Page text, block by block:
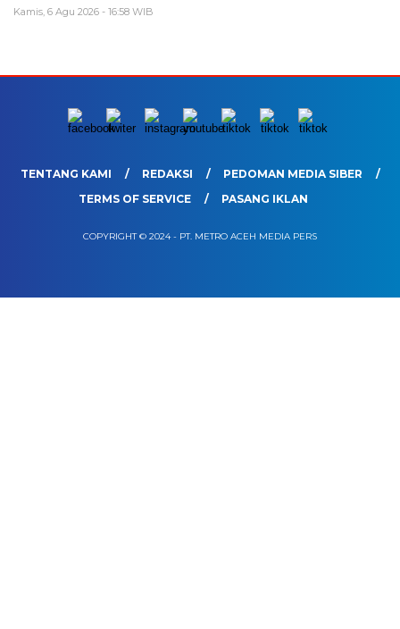
Kamis, 6 Agu 2026 - 16:58 WIB
TENTANG KAMI REDAKSI
PEDOMAN MEDIA SIBER
TERMS OF SERVICE
PASANG IKLAN
COPYRIGHT © 2024 - PT. METRO ACEH MEDIA PERS